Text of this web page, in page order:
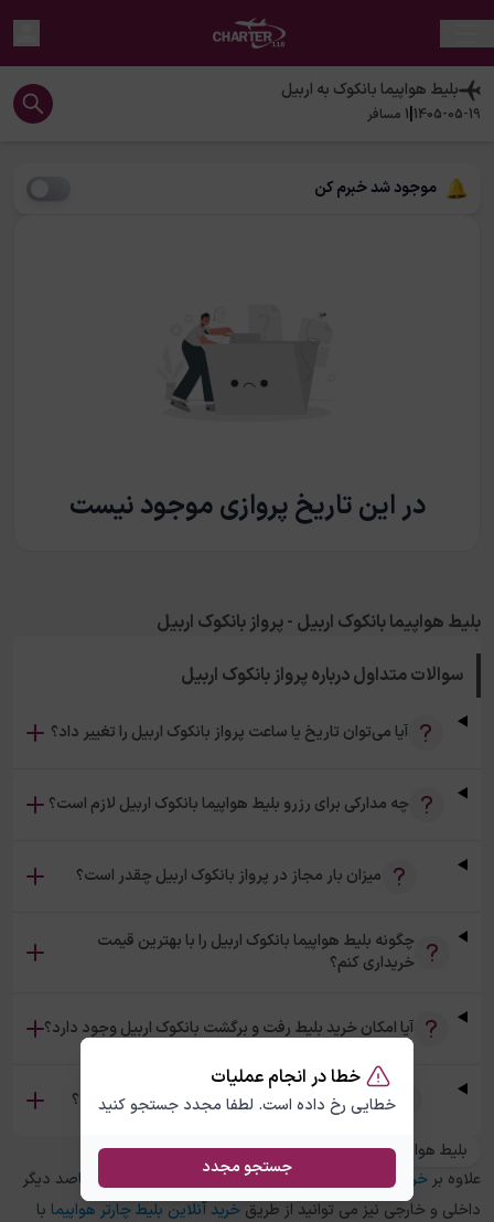
خطا در انجام عملیات
خطایی رخ داده است. لطفا مجدد جستجو کنید
جستجو مجدد
بلیط هواپیمابانکوک به اربیل
1405-05-19
|
1 مسافر
موجود شد خبرم کن
در این تاریخ پروازی موجود نیست
بلیط هواپیما بانکوک اربیل - پرواز بانکوک اربیل
سوالات متداول دربارهپرواز بانکوک اربیل
آیا می‌توان تاریخ یا ساعت پرواز بانکوک اربیل را تغییر داد؟
چه مدارکی برای رزرو بلیط هواپیما بانکوک اربیل لازم است؟
میزان بار مجاز در پرواز بانکوک اربیل چقدر است؟
چگونه بلیط هواپیما بانکوک اربیل را با بهترین قیمت
خریداری کنم؟
آیا امکان خرید بلیط رفت و برگشت بانکوک اربیل وجود دارد؟
تفاوت بلیط چارتر و سیستمی بانکوک اربیل چیست؟
بلیط هواپیما اربیل به بانکوک
علاوه بر خرید بلیط هواپیما بانکوک بهاربیل
، در چارتر 118 برای مقاصد دیگر
داخلی و خارجی نیز می توانید از طریق خرید آنلاین بلیط چارتر هواپیما با